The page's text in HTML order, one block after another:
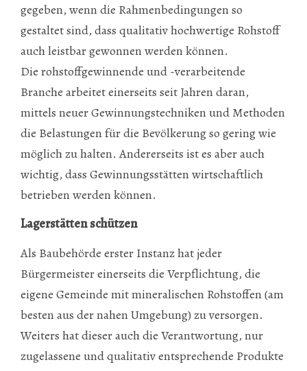
gegeben, wenn die Rahmenbedingungen so
gestaltet sind, dass qualitativ hochwertige Rohstoff
auch leistbar gewonnen werden können.
Die rohstoffgewinnende und -verarbeitende
Branche arbeitet einerseits seit Jahren daran,
mittels neuer Gewinnungstechniken und Methoden
die Belastungen für die Bevölkerung so gering wie
möglich zu halten. Andererseits ist es aber auch
wichtig, dass Gewinnungsstätten wirtschaftlich
betrieben werden können.
Lagerstätten schützen
Als Baubehörde erster Instanz hat jeder
Bürgermeister einerseits die Verpflichtung, die
eigene Gemeinde mit mineralischen Rohstoffen (am
besten aus der nahen Umgebung) zu versorgen.
Weiters hat dieser auch die Verantwortung, nur
zugelassene und qualitativ entsprechende Produkte